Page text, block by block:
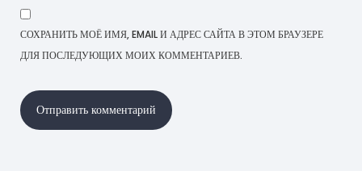
СОХРАНИТЬ МОЁ ИМЯ, EMAIL И АДРЕС САЙТА В ЭТОМ БРАУЗЕРЕ
ДЛЯ ПОСЛЕДУЮЩИХ МОИХ КОММЕНТАРИЕВ.